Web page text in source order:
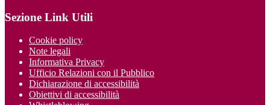
Sezione Link Utili
Cookie policy
Note legali
Informativa Privacy
Ufficio Relazioni con il Pubblico
Dichiarazione di accessibilità
Obiettivi di accessibilità